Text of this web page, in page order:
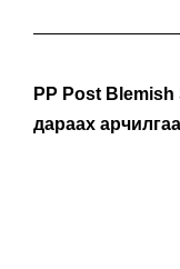
PP Post
дараах